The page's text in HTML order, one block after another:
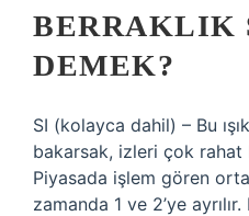
BERRAKLIK
DEMEK?
SI (kolayca dahil) – Bu
bakarsak, izleri çok
Piyasada işlem gören orta
zamanda 1 ve 2’ye